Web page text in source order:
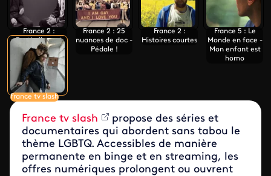
France 2 :
Footballeur et
homo, au cœur
du tabou
France 2 : 25
nuances de doc -
Pédale !
France 2 :
Histoires courtes
France 5 : Le
Monde en face -
Mon enfant est
homo
France tv slash
France tv slash
propose des séries et
documentaires qui abordent sans tabou le
thème LGBTQ. Accessibles de manière
permanente en binge et en streaming, les
offres numériques prolongent ou ouvrent